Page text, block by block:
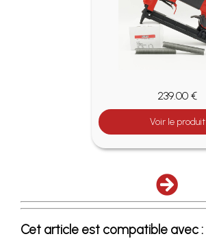
239.00 €
Voir le produit
Cet article est compatible avec :